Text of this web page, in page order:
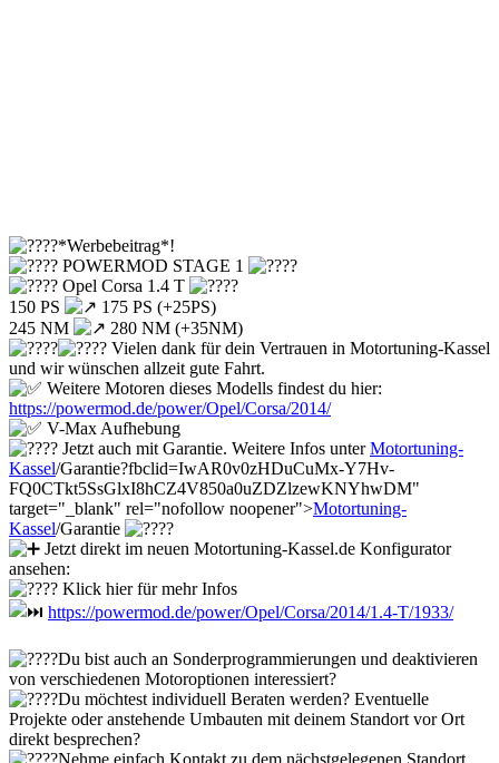
*Werbebeitrag*!
POWERMOD STAGE 1
Opel Corsa 1.4 T
150 PS
175 PS (+25PS)
245 NM
280 NM (+35NM)
Vielen dank für dein Vertrauen in Motortuning-Kassel
und wir wünschen allzeit gute Fahrt.
Weitere Motoren dieses Modells findest du hier:
https://powermod.de/power/Opel/Corsa/2014/
V-Max Aufhebung
Jetzt auch mit Garantie. Weitere Infos unterMotortuning-
Kassel/Garantie?fbclid=IwAR0v0zHDuCuMx-Y7Hv-
FQ0CTkt5SsGlxI8hCZ4V850a0uZDZlzewKNYhwDM"
target="_blank" rel="nofollow noopener">Motortuning-
Kassel/Garantie
Jetzt direkt im neuen Motortuning-Kassel.de Konfigurator
ansehen:
Klick hier für mehr Infos
https://powermod.de/power/Opel/Corsa/2014/1.4-T/1933/
Du bist auch an Sonderprogrammierungen und deaktivieren
von verschiedenen Motoroptionen interessiert?
Du möchtest individuell Beraten werden? Eventuelle
Projekte oder anstehende Umbauten mit deinem Standort vor Ort
direkt besprechen?
Nehme einfach Kontakt zu dem nächstgelegenen Standort